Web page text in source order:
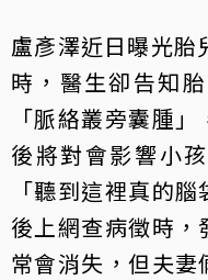
盧彥澤近日曝光胎
時，醫生卻告知
「脈絡叢旁囊腫
後將對會影響小
「聽到這裡真的
後上網查病徵時
常會消失，但夫